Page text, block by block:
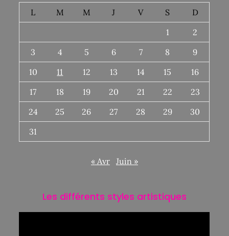
L M M J V S
D
1
2
3
4 5 6 7 8
9
10
11 12 13 14 15
16
17
18 19 20 21 22
23
24
25 26 27 28 29
30
31
« Avr Juin »
Les différents styles artistiques